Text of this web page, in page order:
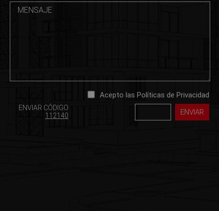
Acepto las Políticas de Privacidad
ENVIAR CÓDIGO
112140